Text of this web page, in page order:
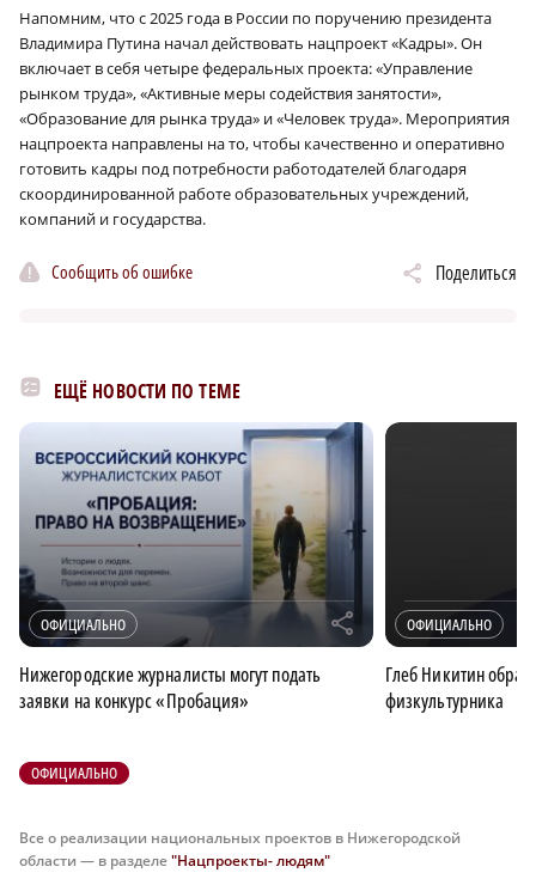
Напомним, что с 2025 года в России по поручению президента
Владимира Путина начал действовать нацпроект «Кадры». Он
включает в себя четыре федеральных проекта: «Управление
рынком труда», «Активные меры содействия занятости»,
«Образование для рынка труда» и «Человек труда». Мероприятия
нацпроекта направлены на то, чтобы качественно и оперативно
готовить кадры под потребности работодателей благодаря
скоординированной работе образовательных учреждений,
компаний и государства.
Сообщить об ошибке Поделиться
ЕЩЁ НОВОСТИ ПО ТЕМЕ
ОФИЦИАЛЬНО r
Нижегородские журналисты могут подать
заявки на конкурс «Пробация»
ОФИЦИАЛЬНО
Глеб Никитин
физкультурника
ОФИЦИАЛЬНО
Все о реализации национальных проектов в Нижегородской
области — в разделе"Нацпроекты- людям"